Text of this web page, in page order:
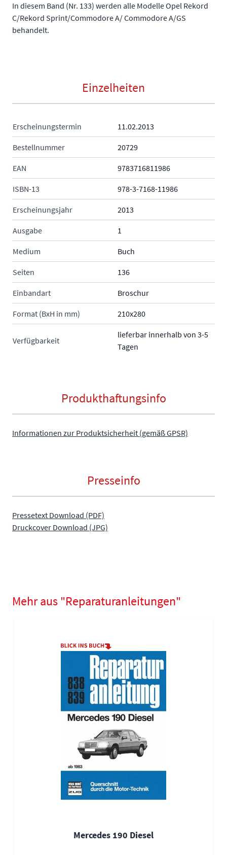
In diesem Band (Nr. 133) werden alle Modelle Opel Rekord
C/Rekord Sprint/Commodore A/ Commodore A/GS
behandelt.
Einzelheiten
Erscheinungstermin 11.02.2013
Bestellnummer 20729
EAN 9783716811986
ISBN-13 978-3-7168-11986
Erscheinungsjahr 2013
Ausgabe 1
Medium Buch
Seiten 136
Einbandart Broschur
Format (BxH in mm) 210x280
Verfügbarkeit
lieferbar innerhalb von 3-5
Tagen
Produkthaftungsinfo
Informationen zur Produktsicherheit (gemäß GPSR)
Presseinfo
Pressetext Download (PDF)
Druckcover Download (JPG)
Mehr aus "Reparaturanleitungen"
Mercedes 190 Diesel